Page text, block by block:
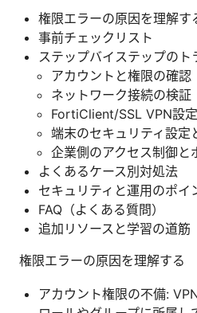
権限エラーの原因を理解す
事前チェックリスト
ステップバイステップの
アカウントと権限の確認
ネットワーク接続の検証
FortiClient/SSL VPN設
端末のセキュリティ設定
企業側のアクセス制御と
よくあるケース別対処法
セキュリティと運用のポイ
FAQ（よくある質問）
追加リソースと学習の道筋
権限エラーの原因を理解する
アカウント権限の不備: